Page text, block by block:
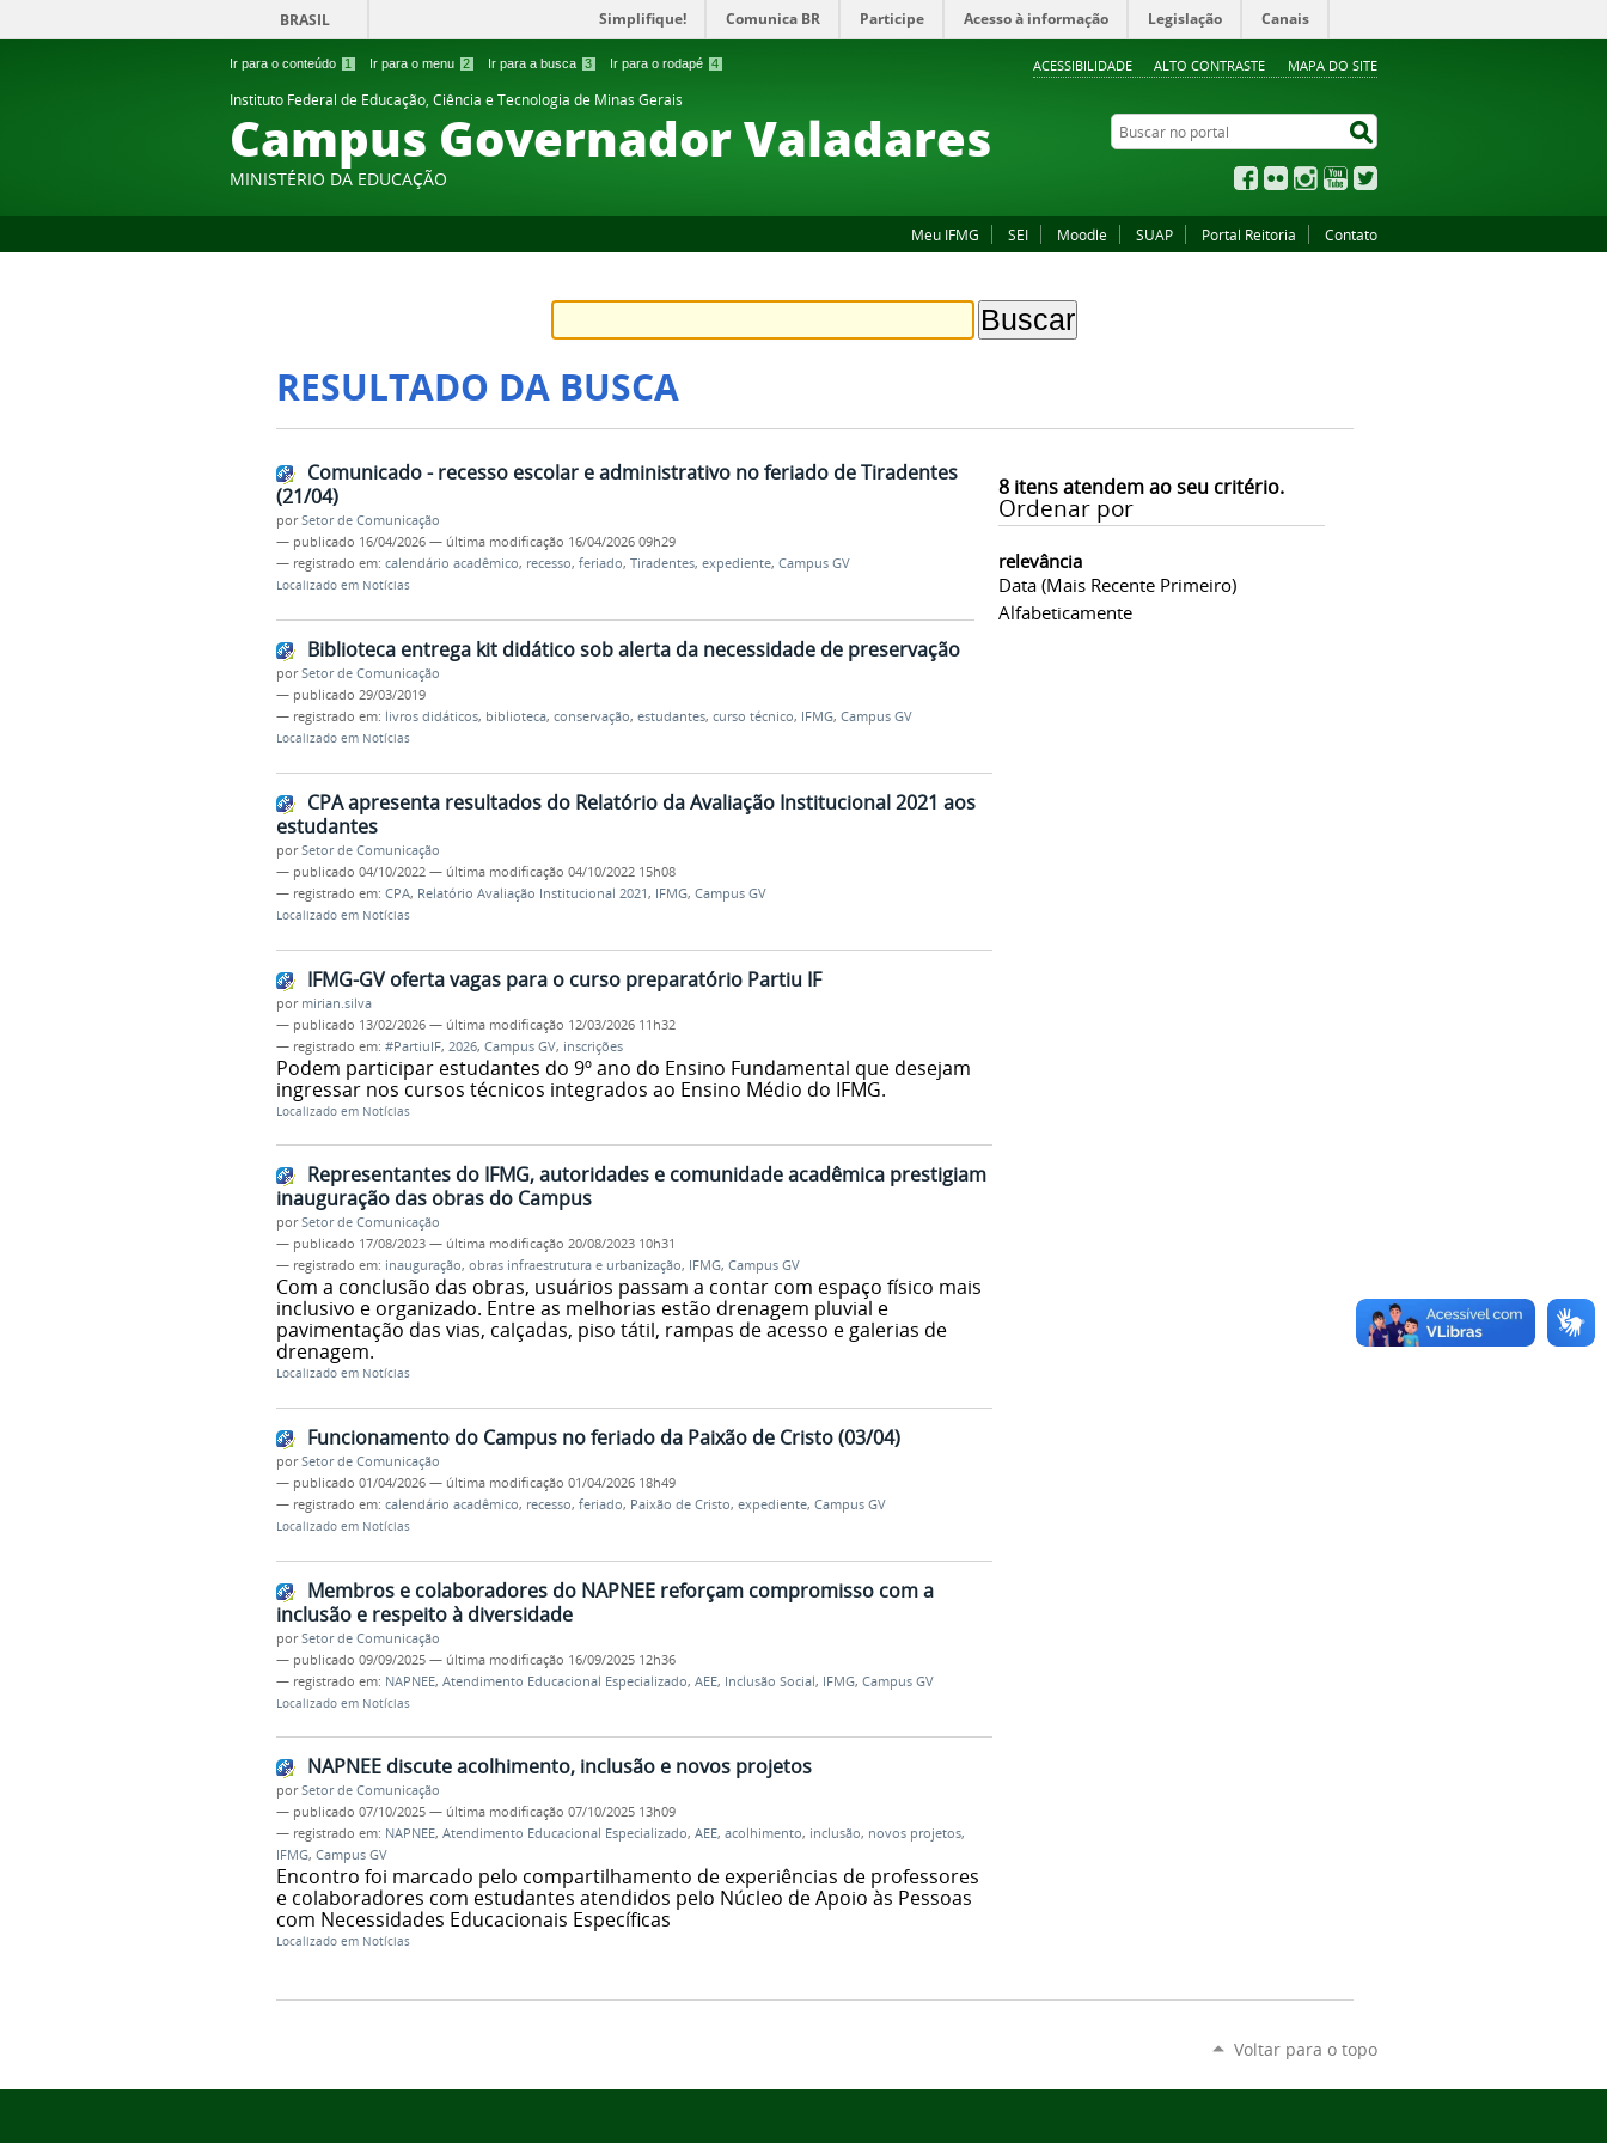
Ir para o conteúdo 1 Ir para o menu 2 Ir para a busca 3 Ir para o rodapé 4 ACESSIBILIDADE ALTO CONTRASTE MAPA DO SITE
BRASIL Simplifique! Comunica BR Participe Acesso à informação Legislação Canais
Instituto Federal de Educação, Ciência e Tecnologia de Minas Gerais
Campus Governador Valadares
MINISTÉRIO DA EDUCAÇÃO
Buscar no portal
Facebook
Flickr InstagramYouTube
Meu IFMG SEI Moodle SUAP Portal Reitoria Contato
RESULTADO DA BUSCA
8itens atendem ao seu critério.
Ordenar por
relevância
Data (mais Recente Primeiro)
Alfabeticamente
Comunicado - recesso escolar e administrativo no feriado de Tiradentes
(21/04)
porSetor de Comunicação
— publicado 16/04/2026 — última modificação 16/04/2026 09h29
— registrado em: calendário acadêmico, recesso, feriado, Tiradentes, expediente, Campus GV
Localizado em Notícias
Biblioteca entrega kit didático sob alerta da necessidade de preservação
porSetor de Comunicação
— publicado 29/03/2019
— registrado em: livros didáticos, biblioteca, conservação, estudantes, curso técnico, IFMG, Campus GV
Localizado em Notícias
CPA apresenta resultados do Relatório da Avaliação Institucional 2021 aos
estudantes
porSetor de Comunicação
— publicado 04/10/2022 — última modificação 04/10/2022 15h08
— registrado em: CPA, Relatório Avaliação Institucional 2021, IFMG, Campus GV
Localizado em Notícias
IFMG-GV oferta vagas para o curso preparatório Partiu IF
por mirian.silva
— publicado 13/02/2026 — última modificação 12/03/2026 11h32
— registrado em: #PartiuIF, 2026, Campus GV, inscrições
Podem participar estudantes do 9º ano do Ensino Fundamental que desejam
ingressar nos cursos técnicos integrados ao Ensino Médio do IFMG.
Localizado em Notícias
Representantes do IFMG, autoridades e comunidade acadêmica prestigiam
inauguração das obras do Campus
porSetor de Comunicação
— publicado 17/08/2023 — última modificação 20/08/2023 10h31
— registrado em: inauguração, obras infraestrutura e urbanização, IFMG, Campus GV
Com a conclusão das obras, usuários passam a contar com espaço físico mais
inclusivo e organizado. Entre as melhorias estão drenagem pluvial e
pavimentação das vias, calçadas, piso tátil, rampas de acesso e galerias de
drenagem.
Localizado em Notícias
Funcionamento do Campus no feriado da Paixão de Cristo (03/04)
porSetor de Comunicação
— publicado 01/04/2026 — última modificação 01/04/2026 18h49
— registrado em: calendário acadêmico, recesso, feriado, Paixão de Cristo, expediente, Campus GV
Localizado em Notícias
Membros e colaboradores do NAPNEE reforçam compromisso com a
inclusão e respeito à diversidade
porSetor de Comunicação
— publicado 09/09/2025 — última modificação 16/09/2025 12h36
— registrado em: NAPNEE, Atendimento Educacional Especializado, AEE, Inclusão Social, IFMG, Campus GV
Localizado em Notícias
NAPNEE discute acolhimento, inclusão e novos projetos
porSetor de Comunicação
— publicado 07/10/2025 — última modificação 07/10/2025 13h09
— registrado em: NAPNEE, Atendimento Educacional Especializado, AEE, acolhimento, inclusão, novos projetos,
IFMG, Campus GV
Encontro foi marcado pelo compartilhamento de experiências de professores
e colaboradores com estudantes atendidos pelo Núcleo de Apoio às Pessoas
com Necessidades Educacionais Específicas
Localizado em Notícias
Voltar para o topo